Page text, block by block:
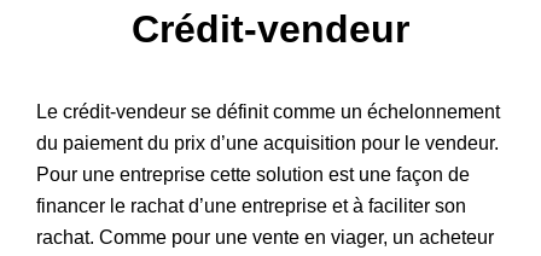
Patrimoine
Crédit-vendeur
Le crédit-vendeur se définit comme un échelonnement
du paiement du prix d’une acquisition pour le vendeur.
Pour une entreprise cette solution est une façon de
financer le rachat d’une entreprise et à faciliter son
rachat. Comme pour une vente en viager, un acheteur